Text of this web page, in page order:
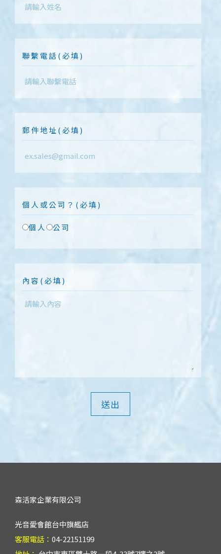
聯繫電話(必填)
郵件地址(必填)
個人或公司？(必填)
個人 公司
內容(必填)
送出
森活家企業有限公司
光音愛會館台中旗艦店
客服電話： 04-22151199